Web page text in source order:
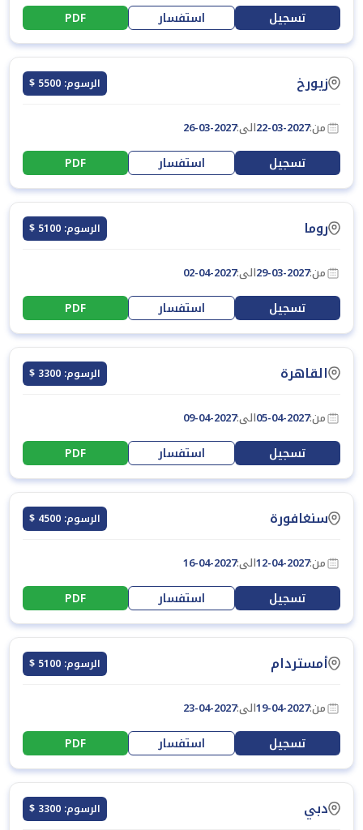
تسجيل استفسار PDF
زيورخ الرسوم: 5500 $
من:22-03-2027الى:26-03-2027
تسجيل استفسار PDF
روما الرسوم: 5100 $
من:29-03-2027الى:02-04-2027
تسجيل استفسار PDF
القاهرة الرسوم: 3300 $
من:05-04-2027الى:09-04-2027
تسجيل استفسار PDF
سنغافورة الرسوم: 4500 $
من:12-04-2027الى:16-04-2027
تسجيل استفسار PDF
أمستردام الرسوم: 5100 $
من:19-04-2027الى:23-04-2027
تسجيل استفسار PDF
دبي الرسوم: 3300 $